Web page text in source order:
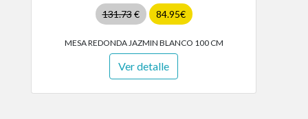
131.73€ 84.95€
MESA REDONDA JAZMIN BLANCO 100 CM
Ver detalle